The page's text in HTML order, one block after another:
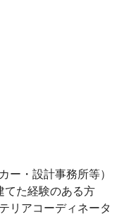
ー・設計事務所等）
てた経験のある方
リアコーディネータ